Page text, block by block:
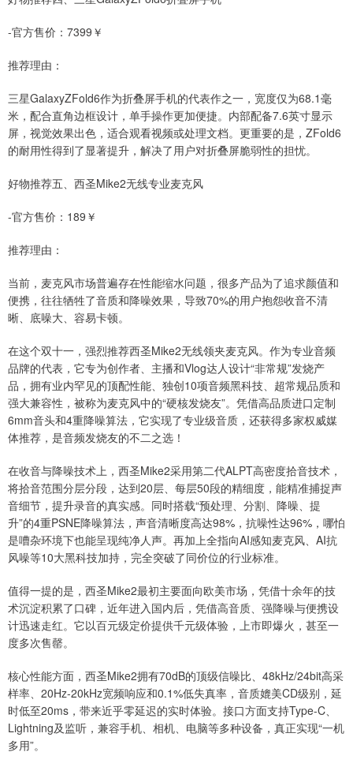
-官方售价：7399￥
推荐理由：
三星GalaxyZFold6作为折叠屏手机的代表作之一，宽度仅为68.1毫
米，配合直角边框设计，单手操作更加便捷。内部配备7.6英寸显示
屏，视觉效果出色，适合观看视频或处理文档。更重要的是，ZFold6
的耐用性得到了显著提升，解决了用户对折叠屏脆弱性的担忧。
好物推荐五、西圣Mike2无线专业麦克风
-官方售价：189￥
推荐理由：
当前，麦克风市场普遍存在性能缩水问题，很多产品为了追求颜值和
便携，往往牺牲了音质和降噪效果，导致70%的用户抱怨收音不清
晰、底噪大、容易卡顿。
在这个双十一，强烈推荐西圣Mike2无线领夹麦克风。作为专业音频
品牌的代表，它专为创作者、主播和Vlog达人设计“非常规”发烧产
品，拥有业内罕见的顶配性能、独创10项音频黑科技、超常规品质和
强大兼容性，被称为麦克风中的“硬核发烧友”。凭借高品质进口定制
6mm音头和4重降噪算法，它实现了专业级音质，还获得多家权威媒
体推荐，是音频发烧友的不二之选！
在收音与降噪技术上，西圣Mike2采用第二代ALPT高密度拾音技术，
将拾音范围分层分段，达到20层、每层50段的精细度，能精准捕捉声
音细节，提升录音的真实感。同时搭载“预处理、分割、降噪、提
升”的4重PSNE降噪算法，声音清晰度高达98%，抗噪性达96%，哪怕
是嘈杂环境下也能呈现纯净人声。再加上全指向AI感知麦克风、AI抗
风噪等10大黑科技加持，完全突破了同价位的行业标准。
值得一提的是，西圣Mike2最初主要面向欧美市场，凭借十余年的技
术沉淀积累了口碑，近年进入国内后，凭借高音质、强降噪与便携设
计迅速走红。它以百元级定价提供千元级体验，上市即爆火，甚至一
度多次售罄。
核心性能方面，西圣Mike2拥有70dB的顶级信噪比、48kHz/24bit高采
样率、20Hz-20kHz宽频响应和0.1%低失真率，音质媲美CD级别，延
时低至20ms，带来近乎零延迟的实时体验。接口方面支持Type-C、
Lightning及监听，兼容手机、相机、电脑等多种设备，真正实现“一机
多用”。